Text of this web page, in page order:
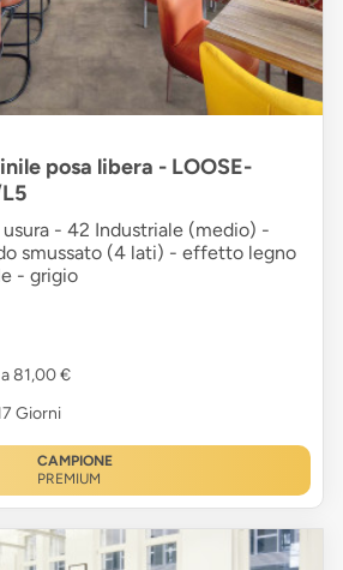
posa libera - LOOSE-
- 42 Industriale (medio) -
smussato (4 lati) - effetto legno
- grigio
81,00 €
Giorni
CAMPIONE
PREMIUM